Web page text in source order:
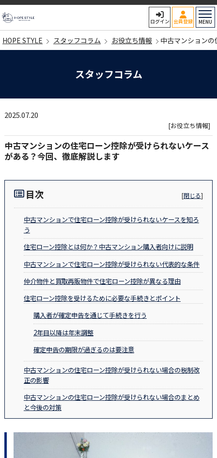
ログイン 会員登録 MENU
HOPE STYLE スタッフコラム お役立ち情報 中古マンション
スタッフコラム
2025.07.20
[お役立ち情報]
中古マンションの住宅ローン控除が受けられないケース
がある？今回、徹底解説します
目次 [閉じる]
中古マンションで住宅ローン控除が受けられないケースを知ろ
う
住宅ローン控除とは何か？中古マンション購入者向けに説明
中古マンションで住宅ローン控除が受けられない代表的な条件
仲介物件と買取再販物件で住宅ローン控除が異なる理由
住宅ローン控除を受けるために必要な手続きとポイント
購入者が確定申告を通じて手続きを行う
2年目以降は年末調整
確定申告の期限が過ぎるのは要注意
中古マンションの住宅ローン控除が受けられない場合の税制改
正の影響
中古マンションの住宅ローン控除が受けられない場合のまとめ
と今後の対策